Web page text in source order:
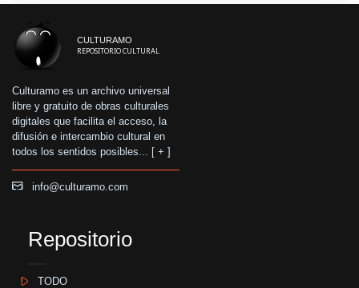
CULTURAMO
REPOSITORIO CULTURAL
Culturamo es un archivo universal
libre y gratuito de obras culturales
digitales que facilita el acceso, la
difusión e intercambio cultural en
todos los sentidos posibles... [ + ]
info@culturamo.com
Repositorio
TODO